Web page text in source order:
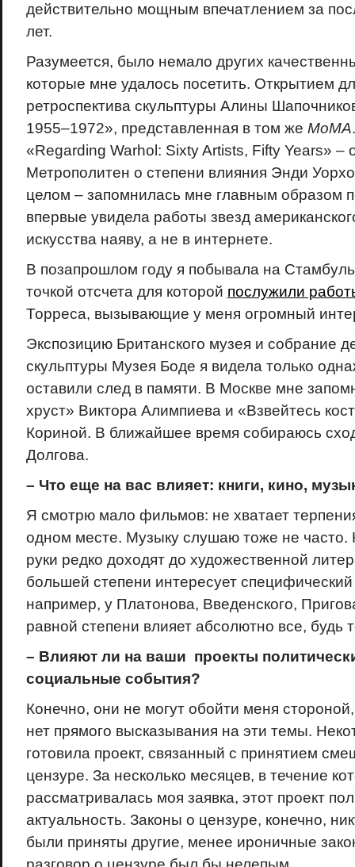
действительно мощным впечатлением за
лет.
Разумеется, было немало других
которые мне удалось посетить. Открытием
ретроспектива скульптуры Алины
1955–1972», представленная в том же MoMA
«Regarding Warhol: Sixty Artists, Fifty Years» –
Метрополитен о степени влияния Энди
целом – запомнилась мне главным образом
впервые увидела работы звезд
искусства наяву, а не в интернете.
В позапрошлом году я побывала на
точкой отсчета для которой послужили
Торреса, вызывающие у меня огромный
Экспозицию Британского музея и собрание
скульптуры Музея Боде я видела только
оставили след в памяти. В Москве мне
хруст» Виктора Алимпиева и «Взвейтесь
Кориной. В ближайшее время собираюсь
Долгова.
– Что еще на вас влияет: книги, кино,
Я смотрю мало фильмов: не хватает
одном месте. Музыку слушаю тоже не часто.
руки редко доходят до художественной
большей степени интересует специфический
например, у Платонова, Введенского,
равной степени влияет абсолютно все, будь
– Влияют ли на ваши проекты
социальные события?
Конечно, они не могут обойти меня
нет прямого высказывания на эти темы.
готовила проект, связанный с принятием
цензуре. За несколько месяцев, в течение
рассматривалась моя заявка, этот проект
актуальность. Законы о цензуре, конечно,
были приняты другие, менее ироничные